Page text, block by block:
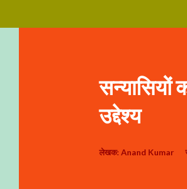
सन्यासियों
उद्देश्य
लेखक: Anand Kumar